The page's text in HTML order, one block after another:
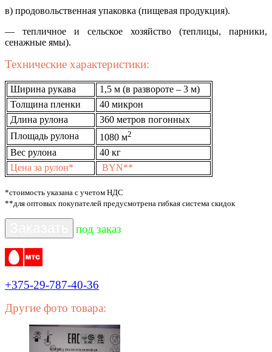
в) продовольственная упаковка (пищевая продукция).
— тепличное и сельское хозяйство (теплицы, парники,
сенажные ямы).
Технические характеристики:
Ширина рукава
1,5 м (в развороте – 3 м)
Толщина пленки
40 микрон
Длина рулона
360 метров погонных
Площадь рулона
1080 м2
Вес рулона
40 кг
Цена за рулон* BYN**
*стоимость указана с учетом НДС
**для оптовых покупателей предусмотрена гибкая система скидок
под заказ
+375-29-787-40-36
Другие фото товара: